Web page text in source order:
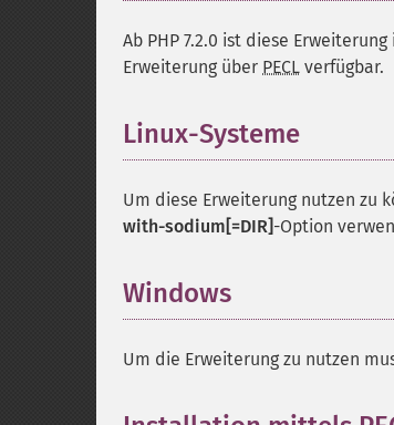
Ab PHP 7.2.0 ist diese
Erweiterung über PECL verfügbar.
Linux-Systeme
Um diese Erweiterung nutzen zu
with-sodium[=DIR]-Option
Windows
Um die Erweiterung zu nutzen